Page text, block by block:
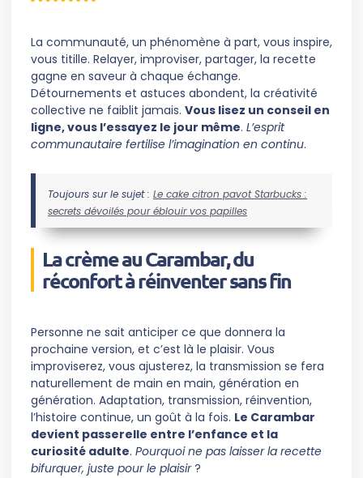
La communauté, un phénomène à part, vous inspire,
vous titille. Relayer, improviser, partager, la recette
gagne en saveur à chaque échange.
Détournements et astuces abondent, la créativité
collective ne faiblit jamais. Vous lisez un conseil en
ligne, vous l’essayez le jour même. L’esprit
communautaire fertilise l’imagination en continu.
Toujours sur le sujet : Le cake citron pavot Starbucks :
secrets dévoilés pour éblouir vos papilles
La crème au Carambar, du
réconfort à réinventer sans fin
Personne ne sait anticiper ce que donnera la
prochaine version, et c’est là le plaisir. Vous
improviserez, vous ajusterez, la transmission se fera
naturellement de main en main, génération en
génération. Adaptation, transmission, réinvention,
l’histoire continue, un goût à la fois. Le Carambar
devient passerelle entre l’enfance et la
curiosité adulte. Pourquoi ne pas laisser la recette
bifurquer, juste pour le plaisir?